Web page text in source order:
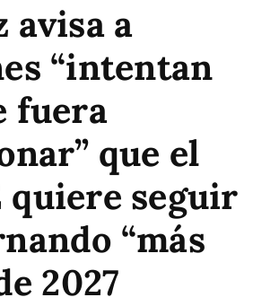
avisa a
“intentan
fuera
que el
quiere seguir
“más
2027